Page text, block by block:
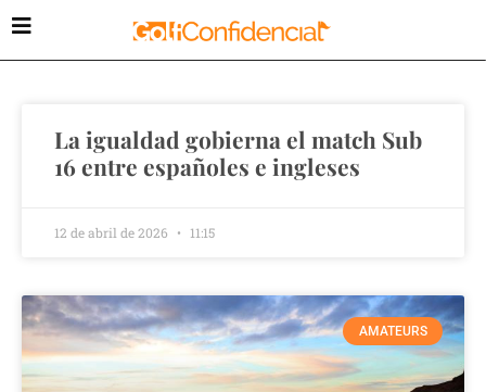
La igualdad gobierna el match Sub
16 entre españoles e ingleses
12 de abril de 2026 11:15
AMATEURS